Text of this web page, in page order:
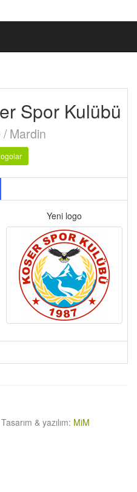
Spor Kulübü
/ Mardin
Yeni logo
& yazılım: MiM